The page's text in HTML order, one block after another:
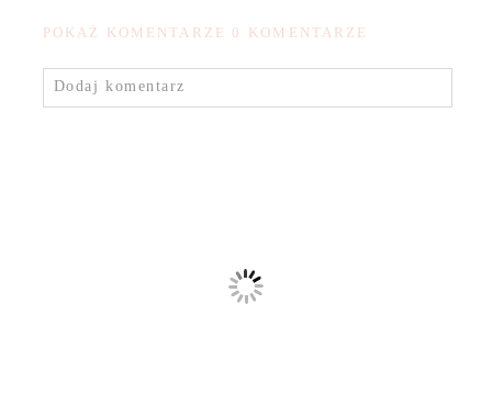
POKAŻ KOMENTARZE 0 KOMENTARZE
Dodaj komentarz